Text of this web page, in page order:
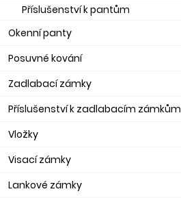
Příslušenství k pantům
Okenní panty
Posuvné kování
Zadlabací zámky
Příslušenství k zadlabacím zámkům
Vložky
Visací zámky
Lankové zámky